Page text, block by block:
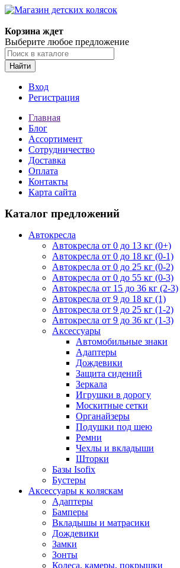
Корзина ждет
Выберите любое предложение
Найти
Вход
Регистрация
Главная
Блог
Ассортимент
Сотрудничество
Доставка
Оплата
Контакты
Карта сайта
Каталог предложений
Автокресла
Автокресла от 0 до 13 кг (0+)
Автокресла от 0 до 18 кг (0-1)
Автокресла от 0 до 25 кг (0-2)
Автокресла от 0 до 55 кг (0-3)
Автокресла от 15 до 36 кг (2-3)
Автокресла от 9 до 18 кг (1)
Автокресла от 9 до 25 кг (1-2)
Автокресла от 9 до 36 кг (1-3)
Аксессуары
Автомобильные знаки
Адаптеры
Дождевики
Защита сидений
Зеркала
Игрушки в дорогу
Москитные сетки
Органайзеры
Подушки под шею
Ремни
Чехлы и вкладыши
Шторки
Базы Isofix
Бустеры
Аксессуары к коляскам
Адаптеры
Бамперы
Вкладышы и матрасики
Дождевики
Замки
Зонты
Колеса, камеры, покрышки